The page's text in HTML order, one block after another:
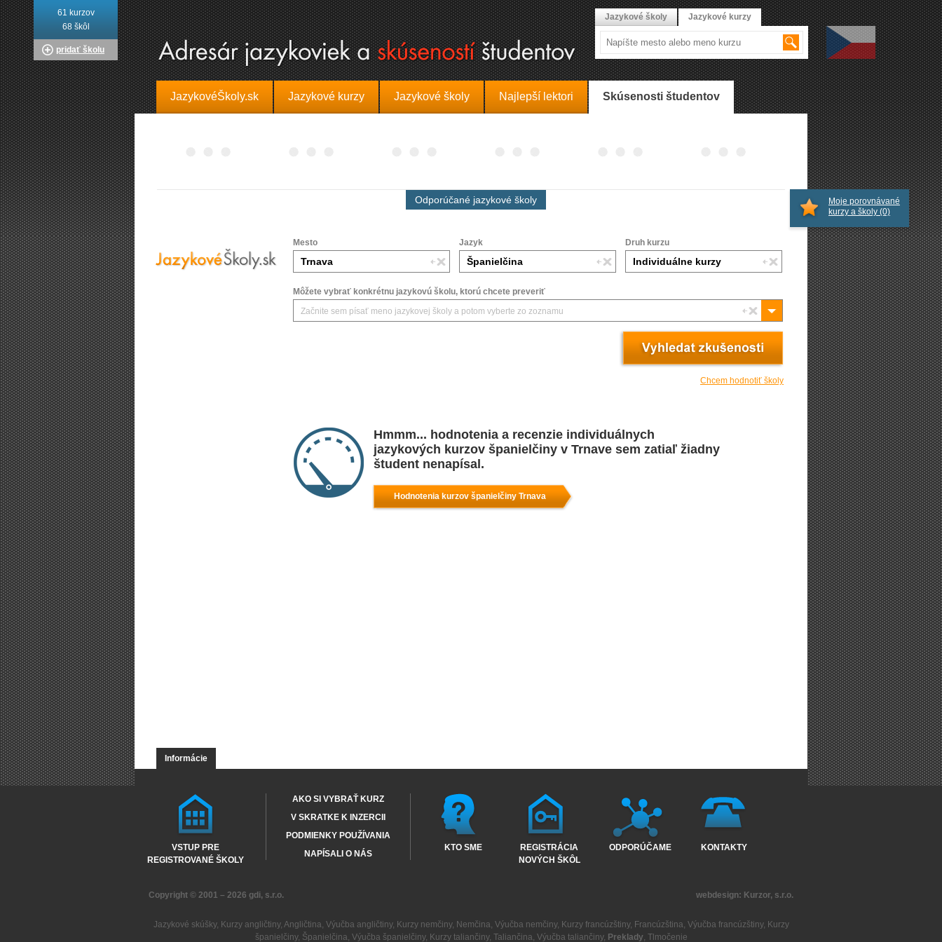
JazykovéŠkoly.sk Jazykové kurzy Jazykové školy Najlepší lektori Skúsenosti študentov
Odporúčané jazykové školy
Mesto Jazyk Druh kurzu
Môžete vybrať konkrétnu jazykovú školu, ktorú chcete preveriť
Chcem hodnotiť školy
Hmmm... hodnotenia a recenzie individuálnych
jazykových kurzov španielčiny v Trnave sem zatiaľ žiadny
študent nenapísal.
Hodnotenia kurzov španielčiny Trnava
Moje porovnávané
kurzy a školy (0)
61 kurzov
68 škôl
pridať školu
Jazykové školy Jazykové kurzy
Informácie
VSTUP PRE
REGISTROVANÉ ŠKOLY
AKO SI VYBRAŤ KURZ
V SKRATKE K INZERCII
PODMIENKY POUŽÍVANIA
NAPÍSALI O NÁS
KTO SME
REGISTRÁCIA
NOVÝCH ŠKÔL
ODPORÚČAME KONTAKTY
Copyright © 2001 – 2026 gdi, s.r.o. webdesign: Kurzor, s.r.o.
Jazykové skúšky, Kurzy angličtiny, Angličtina, Výučba angličtiny, Kurzy nemčiny, Nemčina, Výučba nemčiny, Kurzy francúzštiny, Francúzština, Výučba francúzštiny, Kurzy
španielčiny, Španielčina, Výučba španielčiny, Kurzy taliančiny, Taliančina, Výučba taliančiny, Preklady, Tlmočenie